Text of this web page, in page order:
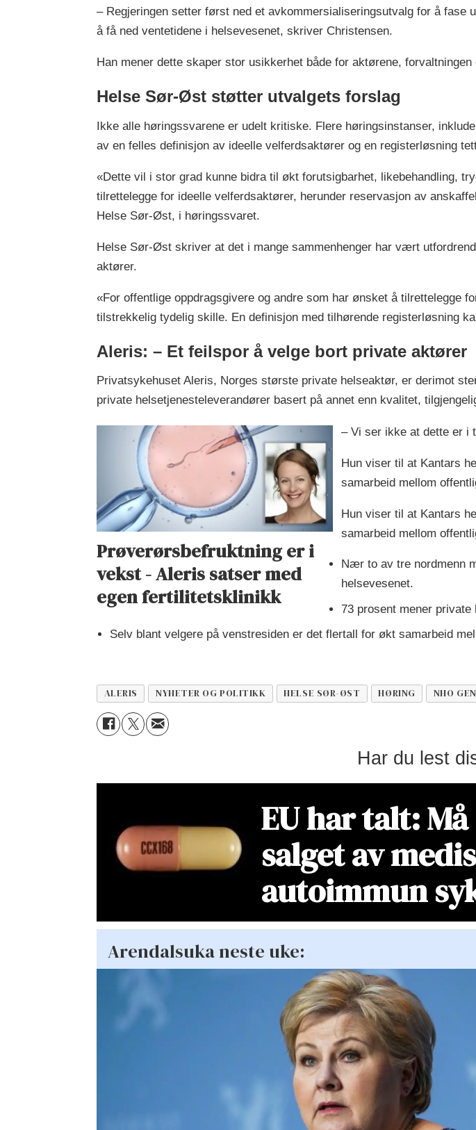
– Regjeringen setter først ned et avkommersialiseringsutvalg for å
å få ned ventetidene i helsevesenet, skriver Christensen.
Han mener dette skaper stor usikkerhet både for aktørene,
Helse Sør-Øst støtter utvalgets forslag
Ikke alle høringssvarene er udelt kritiske. Flere høringsinstanser,
av en felles definisjon av ideelle velferdsaktører og en registerløsning
«Dette vil i stor grad kunne bidra til økt forutsigbarhet, likebehandling,
tilrettelegge for ideelle velferdsaktører, herunder reservasjon av
Helse Sør-Øst, i høringssvaret.
Helse Sør-Øst skriver at det i mange sammenhenger har vært
aktører.
«For offentlige oppdragsgivere og andre som har ønsket å
tilstrekkelig tydelig skille. En definisjon med tilhørende registerløsning
Aleris: – Et feilspor å velge bort private aktører
Privatsykehuset Aleris, Norges største private helseaktør, er derimot
private helsetjenesteleverandører basert på annet enn kvalitet,
Prøverørsbefruktning er i
vekst - Aleris satser med
egen fertilitetsklinikk
– Vi ser ikke at dette er i
Hun viser til at Kantars
samarbeid mellom
Hun viser til at Kantars
samarbeid mellom
Nær to av tre nordmenn
helsevesenet.
73 prosent mener
Selv blant velgere på venstresiden er det flertall for økt samarbeid
ALERIS NYHETER OG POLITIKK HELSE SØR-ØST HØRING NHO
Har du lest
EU har talt:
salget av
autoimmun
Arendalsuka neste uke: